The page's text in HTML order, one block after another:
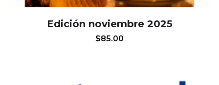
Edición noviembre 2025
$85.00